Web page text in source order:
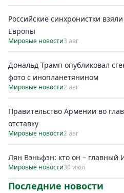
Российские синхронистки
Европы
Мировые новости3 авг
Дональд Трамп опубликовал
фото с инопланетянином
Мировые новости2 авг
Правительство Армении во
отставку
Мировые новости2 авг
Лян Вэньфэн: кто он – главный
Мировые новости30 июл
Последние новости